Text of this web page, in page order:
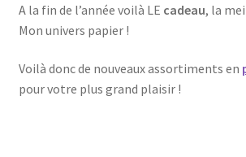
A la fin de l’année voilà LE cadeau, la
Mon univers papier !
Voilà donc de nouveaux assortiments en
pour votre plus grand plaisir !